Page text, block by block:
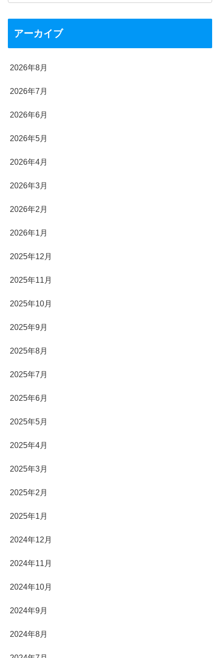
アーカイブ
2026年8月
2026年7月
2026年6月
2026年5月
2026年4月
2026年3月
2026年2月
2026年1月
2025年12月
2025年11月
2025年10月
2025年9月
2025年8月
2025年7月
2025年6月
2025年5月
2025年4月
2025年3月
2025年2月
2025年1月
2024年12月
2024年11月
2024年10月
2024年9月
2024年8月